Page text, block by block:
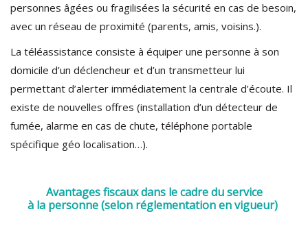
personnes âgées ou fragilisées la sécurité en cas de besoin,
avec un réseau de proximité (parents, amis, voisins.).
La téléassistance consiste à équiper une personne à son
domicile d’un déclencheur et d’un transmetteur lui
permettant d’alerter immédiatement la centrale d’écoute. Il
existe de nouvelles offres (installation d’un détecteur de
fumée, alarme en cas de chute, téléphone portable
spécifique géo localisation…).
Avantages fiscaux dans le cadre du service
à la personne (selon réglementation en vigueur)